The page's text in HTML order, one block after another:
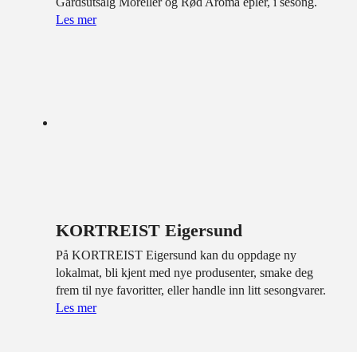
Les mer
KORTREIST Eigersund
På KORTREIST Eigersund kan du oppdage ny
lokalmat, bli kjent med nye produsenter, smake deg
frem til nye favoritter, eller handle inn litt sesongvarer.
Les mer